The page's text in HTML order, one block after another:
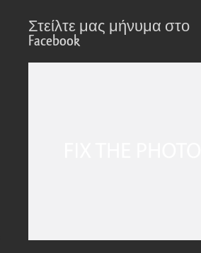
Στείλτε μας μήνυμα στο
Facebook